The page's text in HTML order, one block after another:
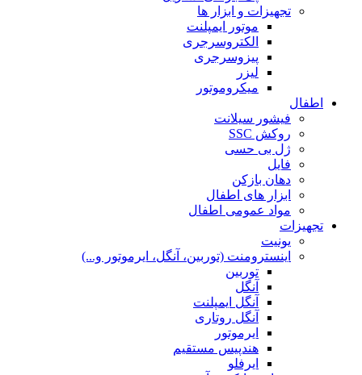
تجهیزات و ابزار ها
موتور ایمپلنت
الکتروسرجری
پیزوسرجری
لیزر
میکروموتور
اطفال
فیشور سیلانت
روکش SSC
ژل بی حسی
فایل
دهان بازکن
ابزار های اطفال
مواد عمومی اطفال
تجهیزات
یونیت
اینسترومنت (توربین، آنگل، ایرموتور و...)
توربین
آنگل
آنگل ایمپلنت
آنگل روتاری
ایرموتور
هندپیس مستقیم
ایرفلو